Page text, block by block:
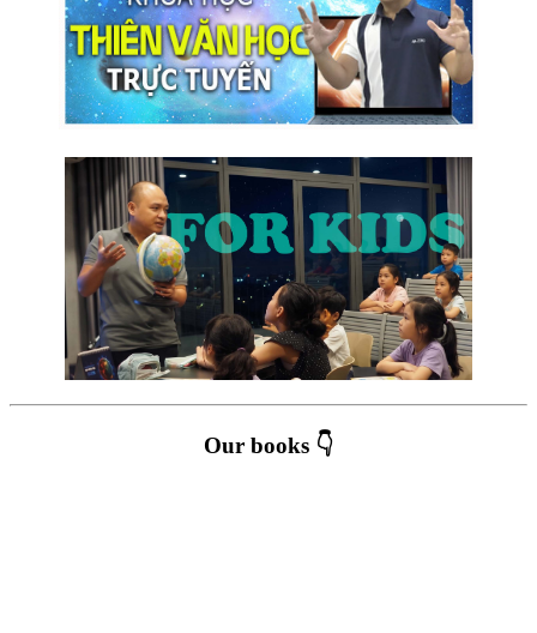
Our books 👇